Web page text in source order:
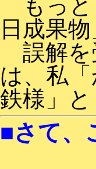
もっと
日成果
誤解を
は、私
鉄様」
■さて、